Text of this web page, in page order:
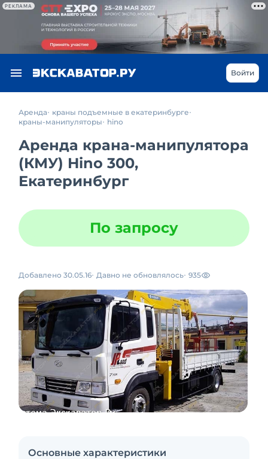
РЕКЛАМА
Войти
Аренда
краны подъемные в екатеринбурге
краны-манипуляторы
hino
Аренда крана-манипулятора
(КМУ) Hino 300,
Екатеринбург
По запросу
Добавлено 30.05.16 Давно не обновлялось 935
Основные характеристики